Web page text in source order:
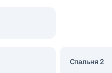
Спальня 2